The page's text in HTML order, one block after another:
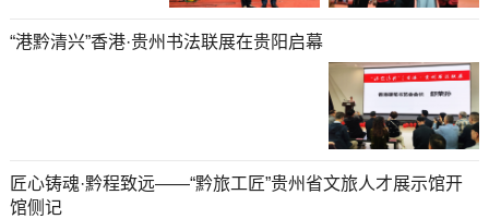
“港黔清兴”香港·贵州书法联展在贵阳启幕
匠心铸魂·黔程致远——“黔旅工匠”贵州省文旅人才展示馆开
馆侧记